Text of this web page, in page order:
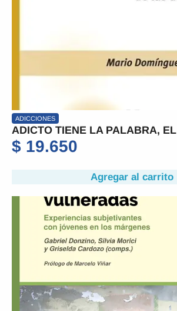
ADICCIONES
ADICTO TIENE LA PALABRA, EL
$ 19.650
Agregar al carrito